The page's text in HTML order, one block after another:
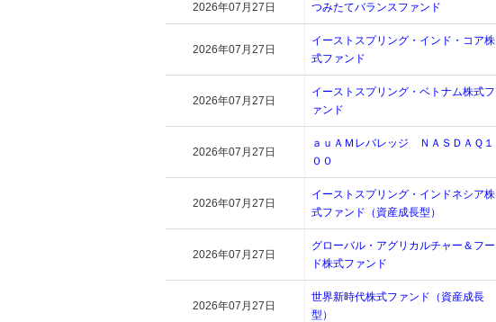
2026年07月27日 つみたてバランスファンド
2026年07月27日
イーストスプリング・インド・コア株
式ファンド
2026年07月27日
イーストスプリング・ベトナム株式フ
ァンド
2026年07月27日
ａｕＡＭレバレッジ ＮＡＳＤＡＱ１
００
2026年07月27日
イーストスプリング・インドネシア株
式ファンド（資産成長型）
2026年07月27日
グローバル・アグリカルチャー＆フー
ド株式ファンド
2026年07月27日
世界新時代株式ファンド（資産成長
型）